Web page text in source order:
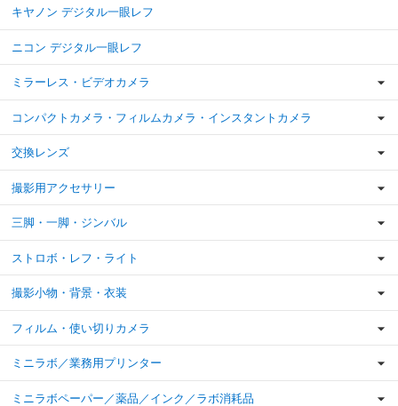
キヤノン デジタル一眼レフ
ニコン デジタル一眼レフ
ミラーレス・ビデオカメラ
コンパクトカメラ・フィルムカメラ・インスタントカメラ
交換レンズ
撮影用アクセサリー
三脚・一脚・ジンバル
ストロボ・レフ・ライト
撮影小物・背景・衣装
フィルム・使い切りカメラ
ミニラボ／業務用プリンター
ミニラボペーパー／薬品／インク／ラボ消耗品